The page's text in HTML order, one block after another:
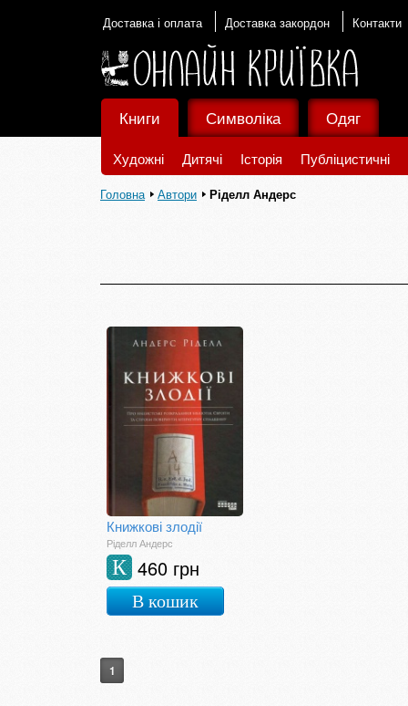
Доставка і оплата Доставка закордон Контакти
Книги
Художні Дитячі Історія Публіцистичні
Символіка Одяг
Головна Автори Ріделл Андерс
Книжкові злодії
Ріделл Андерс
460 грн
К
В кошик
1